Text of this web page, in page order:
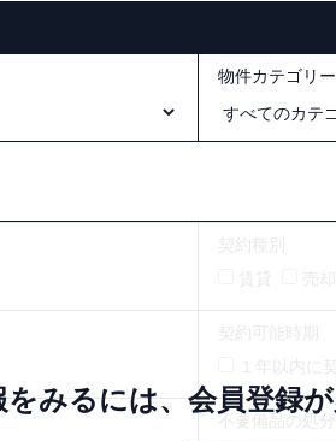
物件カテゴリー
みるには、会員登録が
不要備品の処分